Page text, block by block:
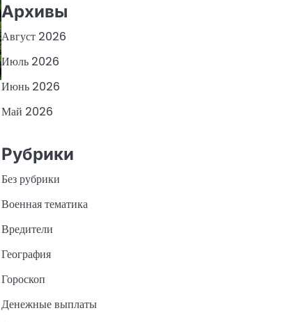
Архивы
Август 2026
Июль 2026
Июнь 2026
Май 2026
Рубрики
Без рубрики
Военная тематика
Вредители
География
Гороскоп
Денежные выплаты